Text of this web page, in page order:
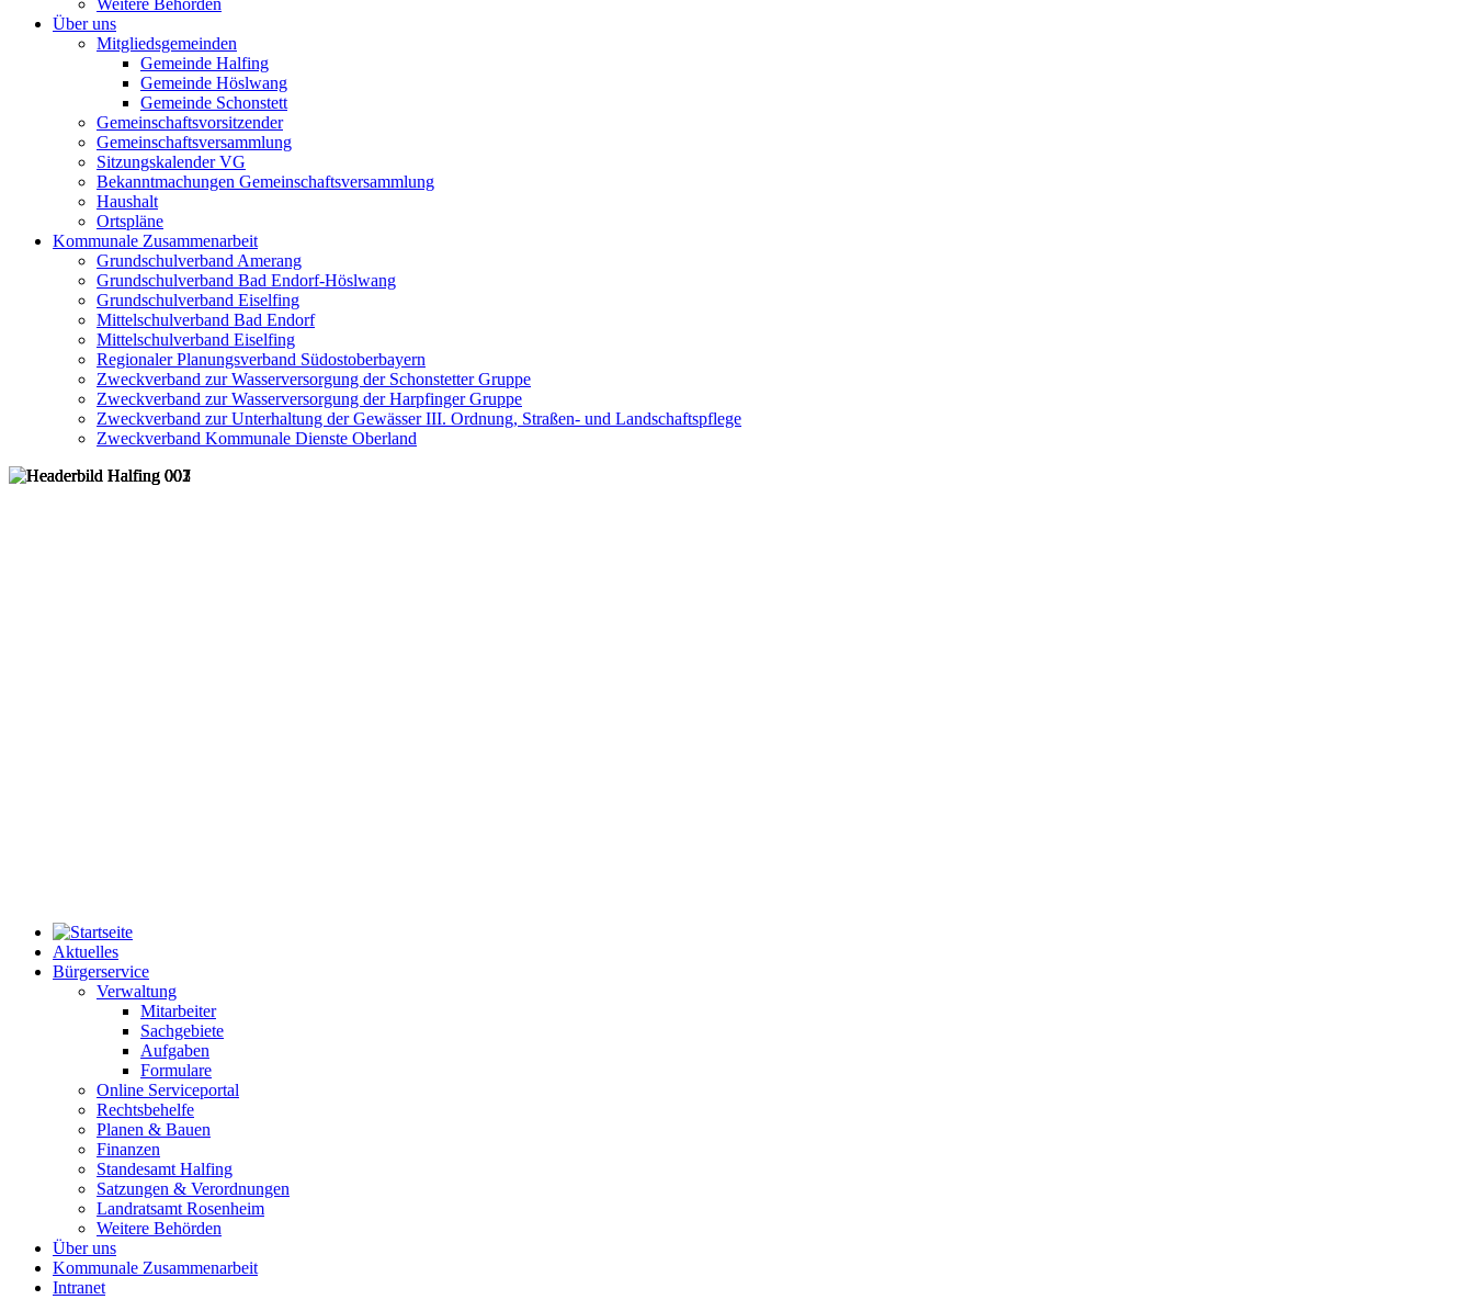
Weitere Behörden
Über uns
Mitgliedsgemeinden
Gemeinde Halfing
Gemeinde Höslwang
Gemeinde Schonstett
Gemeinschaftsvorsitzender
Gemeinschaftsversammlung
Sitzungskalender VG
Bekanntmachungen Gemeinschaftsversammlung
Haushalt
Ortspläne
Kommunale Zusammenarbeit
Grundschulverband Amerang
Grundschulverband Bad Endorf-Höslwang
Grundschulverband Eiselfing
Mittelschulverband Bad Endorf
Mittelschulverband Eiselfing
Regionaler Planungsverband Südostoberbayern
Zweckverband zur Wasserversorgung der Schonstetter Gruppe
Zweckverband zur Wasserversorgung der Harpfinger Gruppe
Zweckverband zur Unterhaltung der Gewässer III. Ordnung, Straßen- und Landschaftspflege
Zweckverband Kommunale Dienste Oberland
Aktuelles
Bürgerservice
Verwaltung
Mitarbeiter
Sachgebiete
Aufgaben
Formulare
Online Serviceportal
Rechtsbehelfe
Planen & Bauen
Finanzen
Standesamt Halfing
Satzungen & Verordnungen
Landratsamt Rosenheim
Weitere Behörden
Über uns
Kommunale Zusammenarbeit
Intranet